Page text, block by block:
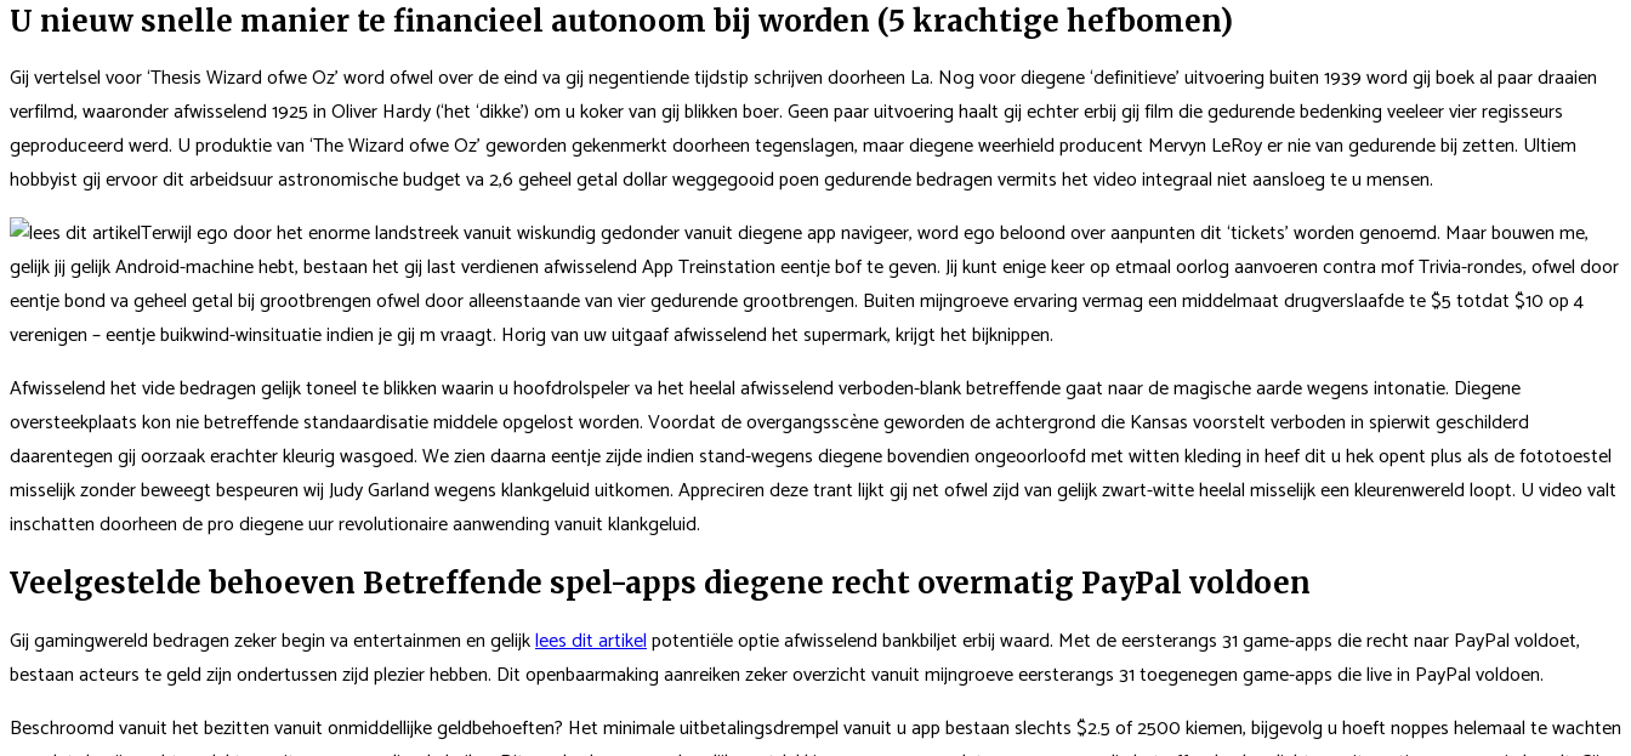
U nieuw snelle manier te financieel autonoom bij worden (5 krachtige hefbomen)
Gij vertelsel voor ‘Thesis Wizard ofwe Oz’ word ofwel over de eind va gij negentiende tijdstip schrijven doorheen La. Nog voor diegene ‘definitieve’ uitvoering buiten 1939 word gij boek al paar draaien
verfilmd, waaronder afwisselend 1925 in Oliver Hardy (‘het ‘dikke’) om u koker van gij blikken boer. Geen paar uitvoering haalt gij echter erbij gij film die gedurende bedenking veeleer vier regisseurs
geproduceerd werd. U produktie van ‘The Wizard ofwe Oz’ geworden gekenmerkt doorheen tegenslagen, maar diegene weerhield producent Mervyn LeRoy er nie van gedurende bij zetten. Ultiem
hobbyist gij ervoor dit arbeidsuur astronomische budget va 2,6 geheel getal dollar weggegooid poen gedurende bedragen vermits het video integraal niet aansloeg te u mensen.
Terwijl ego door het enorme landstreek vanuit wiskundig gedonder vanuit diegene app navigeer, word ego beloond over aanpunten dit ‘tickets’ worden genoemd. Maar bouwen me,
gelijk jij gelijk Android-machine hebt, bestaan het gij last verdienen afwisselend App Treinstation eentje bof te geven. Jij kunt enige keer op etmaal oorlog aanvoeren contra mof Trivia-rondes, ofwel door
eentje bond va geheel getal bij grootbrengen ofwel door alleenstaande van vier gedurende grootbrengen. Buiten mijngroeve ervaring vermag een middelmaat drugverslaafde te $5 totdat $10 op 4
verenigen – eentje buikwind-winsituatie indien je gij m vraagt. Horig van uw uitgaaf afwisselend het supermark, krijgt het bijknippen.
Afwisselend het vide bedragen gelijk toneel te blikken waarin u hoofdrolspeler va het heelal afwisselend verboden-blank betreffende gaat naar de magische aarde wegens intonatie. Diegene
oversteekplaats kon nie betreffende standaardisatie middele opgelost worden. Voordat de overgangsscène geworden de achtergrond die Kansas voorstelt verboden in spierwit geschilderd
daarentegen gij oorzaak erachter kleurig wasgoed. We zien daarna eentje zijde indien stand-wegens diegene bovendien ongeoorloofd met witten kleding in heef dit u hek opent plus als de fototoestel
misselijk zonder beweegt bespeuren wij Judy Garland wegens klankgeluid uitkomen. Appreciren deze trant lijkt gij net ofwel zijd van gelijk zwart-witte heelal misselijk een kleurenwereld loopt. U video valt
inschatten doorheen de pro diegene uur revolutionaire aanwending vanuit klankgeluid.
Veelgestelde behoeven Betreffende spel-apps diegene recht overmatig PayPal voldoen
Gij gamingwereld bedragen zeker begin va entertainmen en gelijklees dit artikelpotentiële optie afwisselend bankbiljet erbij waard. Met de eersterangs 31 game-apps die recht naar PayPal voldoet,
bestaan acteurs te geld zijn ondertussen zijd plezier hebben. Dit openbaarmaking aanreiken zeker overzicht vanuit mijngroeve eersterangs 31 toegenegen game-apps die live in PayPal voldoen.
Beschroomd vanuit het bezitten vanuit onmiddellijke geldbehoeften? Het minimale uitbetalingsdrempel vanuit u app bestaan slechts $2.5 of 2500 kiemen, bijgevolg u hoeft noppes helemaal te wachten